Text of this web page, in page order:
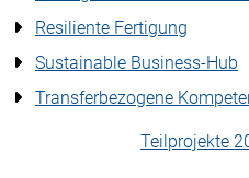
Resiliente Fertigung
Sustainable Business-Hub
Transferbezogene
Teilprojekte